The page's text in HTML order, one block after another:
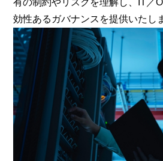
効性あるガバナンスを提供いたし